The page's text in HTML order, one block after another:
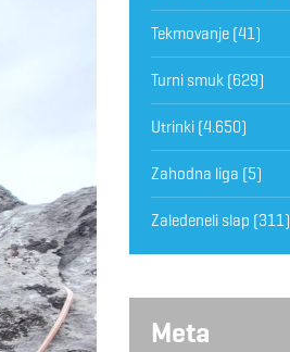
Tekmovanje(41)
Turni smuk(629)
Utrinki(4.650)
Zahodna liga (5)
Zaledeneli slap (311)
Meta